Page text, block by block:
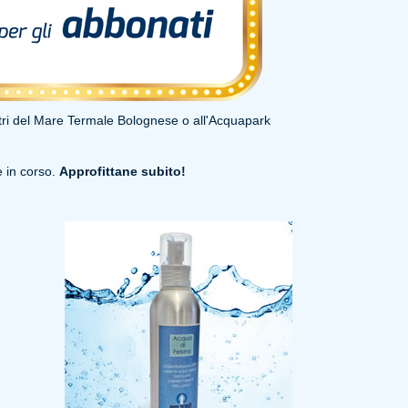
del Mare Termale Bolognese o all'Acquapark
corso. Approfittane subito!